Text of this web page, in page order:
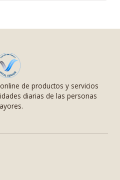
de productos y servicios
diarias de las personas